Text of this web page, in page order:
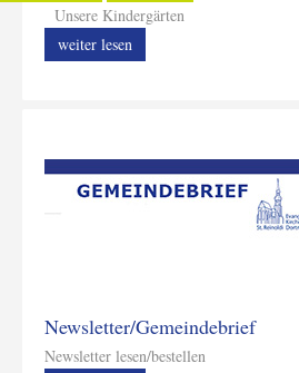
Unsere Kindergärten
weiter lesen
Newsletter/Gemeindebrief
Newsletter lesen/bestellen